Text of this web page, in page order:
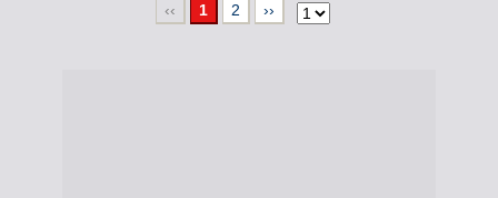
‹‹ 1 2 ››